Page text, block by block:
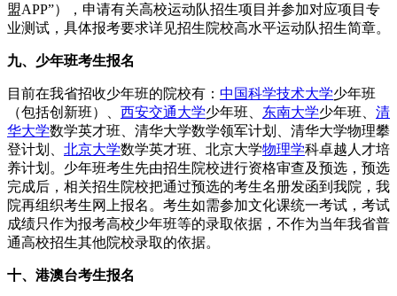
盟APP”），申请有关高校运动队招生项目并参加对应项目专
业测试，具体报考要求详见招生院校高水平运动队招生简章。
九、少年班考生报名
目前在我省招收少年班的院校有： 中国科学技术大学少年班
（包括创新班）、 西安交通大学少年班、 东南大学少年班、 清
华大学数学英才班、清华大学数学领军计划、清华大学物理攀
登计划、 北京大学数学英才班、北京大学物理学科卓越人才培
养计划。少年班考生先由招生院校进行资格审查及预选，预选
完成后，相关招生院校把通过预选的考生名册发函到我院，我
院再组织考生网上报名。考生如需参加文化课统一考试，考试
成绩只作为报考高校少年班等的录取依据，不作为当年我省普
通高校招生其他院校录取的依据。
十、港澳台考生报名